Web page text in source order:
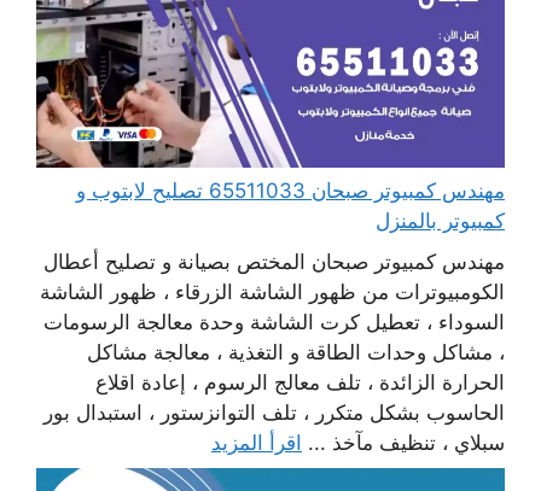
مهندس كمبيوتر صبحان 65511033 تصليح لابتوب و
كمبيوتر بالمنزل
مهندس كمبيوتر صبحان المختص بصيانة و تصليح أعطال
الكومبيوترات من ظهور الشاشة الزرقاء ، ظهور الشاشة
السوداء ، تعطيل كرت الشاشة وحدة معالجة الرسومات
، مشاكل وحدات الطاقة و التغذية ، معالجة مشاكل
الحرارة الزائدة ، تلف معالج الرسوم ، إعادة اقلاع
الحاسوب بشكل متكرر ، تلف التوانزستور ، استبدال بور
سبلاي ، تنظيف مآخذ ... اقرأ المزيد